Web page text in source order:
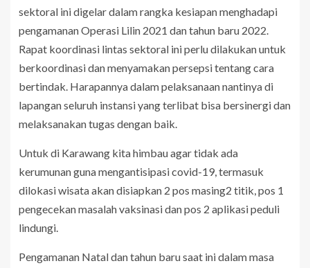
sektoral ini digelar dalam rangka kesiapan menghadapi
pengamanan Operasi Lilin 2021 dan tahun baru 2022.
Rapat koordinasi lintas sektoral ini perlu dilakukan untuk
berkoordinasi dan menyamakan persepsi tentang cara
bertindak. Harapannya dalam pelaksanaan nantinya di
lapangan seluruh instansi yang terlibat bisa bersinergi dan
melaksanakan tugas dengan baik.
Untuk di Karawang kita himbau agar tidak ada
kerumunan guna mengantisipasi covid-19, termasuk
dilokasi wisata akan disiapkan 2 pos masing2 titik, pos 1
pengecekan masalah vaksinasi dan pos 2 aplikasi peduli
lindungi.
Pengamanan Natal dan tahun baru saat ini dalam masa